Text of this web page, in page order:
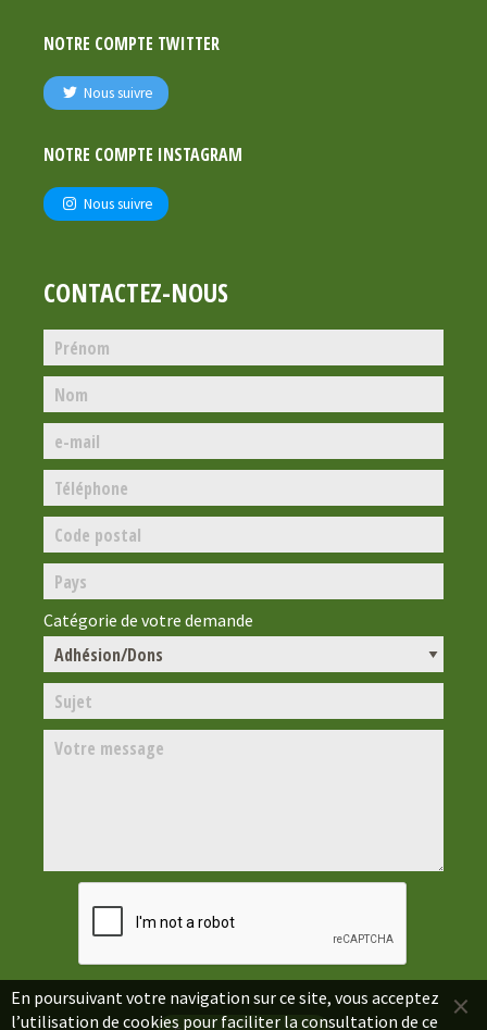
NOTRE COMPTE TWITTER
Nous suivre
NOTRE COMPTE INSTAGRAM
Nous suivre
CONTACTEZ-NOUS
Catégorie de votre demande
×
En poursuivant votre navigation sur ce site, vous acceptez
l’utilisation de cookies pour faciliter la consultation de ce